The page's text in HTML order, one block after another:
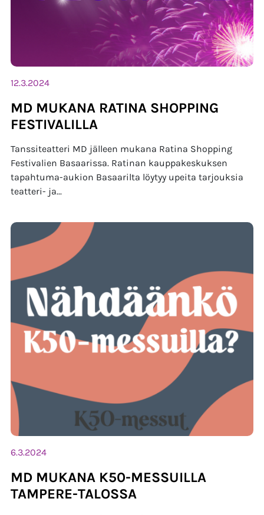
12.3.2024
MD MUKANA RATINA SHOPPING
FESTIVALILLA
Tanssiteatteri MD jälleen mukana Ratina Shopping
Festivalien Basaarissa. Ratinan kauppakeskuksen
tapahtuma-aukion Basaarilta löytyy upeita tarjouksia
teatteri- ja...
6.3.2024
MD MUKANA K50-MESSUILLA
TAMPERE-TALOSSA